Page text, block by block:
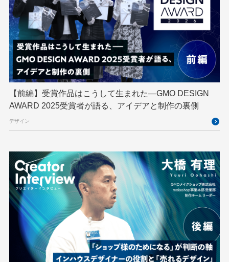
GMOペイメントゲートウェイ GMOペパボ
GMOメイクショップ GMOメディア GMOロボッツ
GMO大会議 GMO天秤AI Go GPUクラウド
GTB Hack-1グランプリ IETF iOS
Japan Drone
Java JJUG JSAI2026 K8s
Kaigi on Rails
Perl PHP PHPcon PHPerKaigi
Python RFC RPA Ruby
SECCON Selenium Spectrum Tokyo Meetup
splunk SRE Takumi byGMO Terraform
TypeScript UI/UX vibe VLA
VS Code XSS ZTNA
【前編】受賞作品はこうして生まれた—GMO DESIGN
AWARD 2025受賞者が語る、アイデアと制作の裏側
デザイン